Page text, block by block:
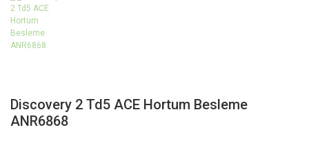
Discovery 2 Td5 ACE Hortum Besleme
ANR6868